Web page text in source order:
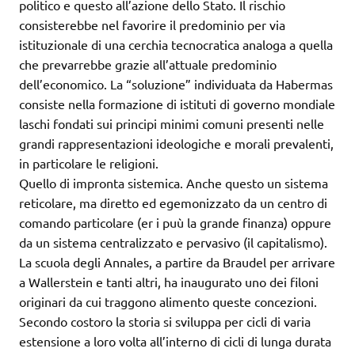
politico e questo all’azione dello Stato. Il rischio
consisterebbe nel favorire il predominio per via
istituzionale di una cerchia tecnocratica analoga a quella
che prevarrebbe grazie all’attuale predominio
dell’economico. La “soluzione” individuata da Habermas
consiste nella formazione di istituti di governo mondiale
laschi fondati sui principi minimi comuni presenti nelle
grandi rappresentazioni ideologiche e morali prevalenti,
in particolare le religioni.
Quello di impronta sistemica. Anche questo un sistema
reticolare, ma diretto ed egemonizzato da un centro di
comando particolare (er i puù la grande finanza) oppure
da un sistema centralizzato e pervasivo (il capitalismo).
La scuola degli Annales, a partire da Braudel per arrivare
a Wallerstein e tanti altri, ha inaugurato uno dei filoni
originari da cui traggono alimento queste concezioni.
Secondo costoro la storia si sviluppa per cicli di varia
estensione a loro volta all’interno di cicli di lunga durata